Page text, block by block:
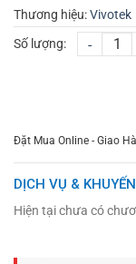
Thương hiệu:Vivotek
Số lượng:
-
Đặt Mua Online - Giao
DỊCH VỤ &
Hiện tại chưa có